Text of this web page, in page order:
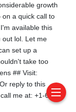
growth
a quick call to
available this
out lol. Let me
set up a
take too
## Visit:
reply to this
me at: +1-651-